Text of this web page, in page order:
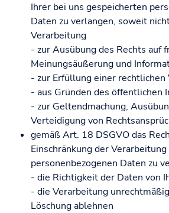
Ihrer bei uns gespeicherten
Daten zu verlangen, soweit
Verarbeitung
- zur Ausübung des Rechts auf
Meinungsäußerung und
- zur Erfüllung einer
- aus Gründen des öffentlichen
- zur Geltendmachung,
Verteidigung von
gemäß Art. 18 DSGVO das
Einschränkung der
personenbezogenen Daten zu
- die Richtigkeit der Daten von
- die Verarbeitung
Löschung ablehnen